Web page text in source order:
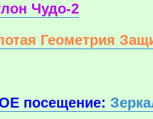
Чудо-2
Геометрия
посещение: